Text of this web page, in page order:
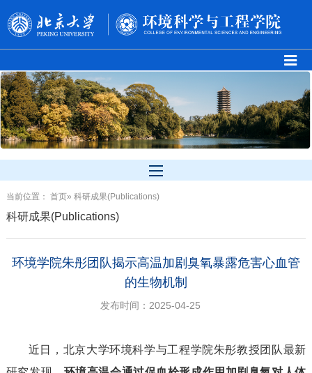
当前位置： 首页» 科研成果(Publications)
科研成果(Publications)
环境学院朱彤团队揭示高温加剧臭氧暴露危害心血管
的生物机制
发布时间：2025-04-25
近日，北京大学环境科学与工程学院朱彤教授团队最新